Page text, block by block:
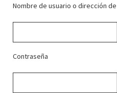
Nombre de usuario o dirección
Contraseña